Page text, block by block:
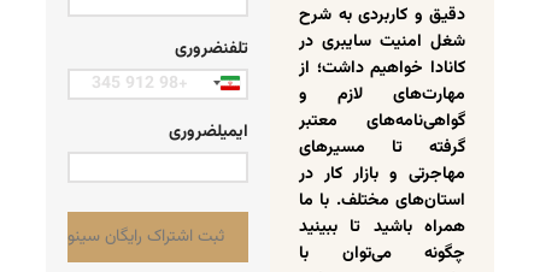
دقیق و کاربردی به شرح
شغل امنیت سایبری در
کانادا خواهیم داشت؛ از
مهارت‌های لازم و
گواهی‌نامه‌های معتبر
گرفته تا مسیرهای
مهاجرتی و بازار کار در
استان‌های مختلف. با ما
همراه باشید تا ببینید
چگونه می‌توان با
تلفنضروری
Iran
ایمیلضروری